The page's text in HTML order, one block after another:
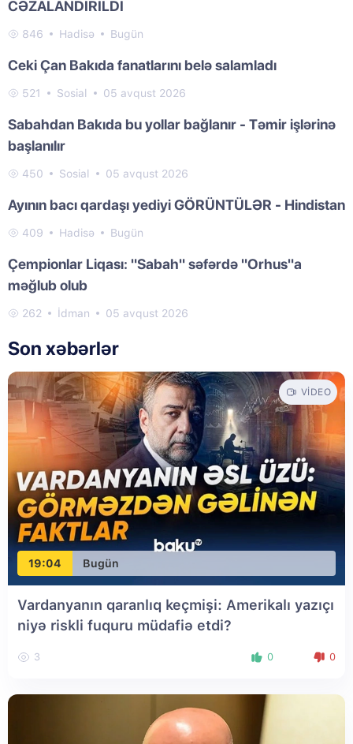
CƏZALANDIRILDI
846 Hadisə Bugün
Ceki Çan Bakıda fanatlarını belə salamladı
521 Sosial 05 avqust 2026
Sabahdan Bakıda bu yollar bağlanır - Təmir işlərinə
başlanılır
450 Sosial 05 avqust 2026
Ayının bacı qardaşı yediyi GÖRÜNTÜLƏR - Hindistan
409 Hadisə Bugün
Çempionlar Liqası: "Sabah" səfərdə "Orhus"a
məğlub olub
262 İdman 05 avqust 2026
Son xəbərlər
19:04 Bugün
VIDEO
Vardanyanın qaranlıq keçmişi: Amerikalı yazıçı
niyə riskli fuquru müdafiə etdi?
3 0 0